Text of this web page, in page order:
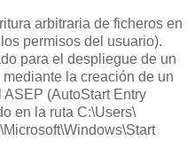
arbitraria de ficheros en
permisos del usuario).
para el despliegue de un
la creación de un
(AutoStart Entry
en la ruta C:\Users\